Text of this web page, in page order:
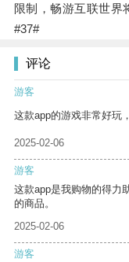
限制，畅游互联世界
#37#
评论
游客
这款app的游戏非常好玩
2025-02-06
游客
这款app是我购物的得力
的商品。
2025-02-06
游客